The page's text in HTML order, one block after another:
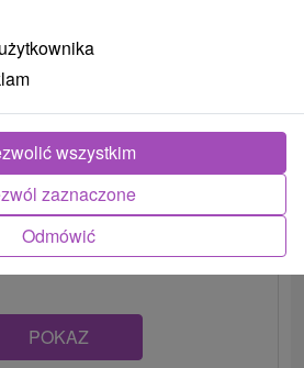
Trenčianske Teplice
v meste Trenčianske
disponujú balkónmi, kde možno
POKAZ
Odmówić
zaznaczone
wszystkim